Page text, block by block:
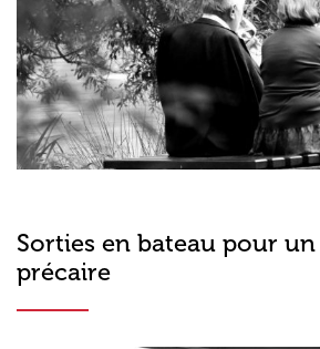
Sorties en bateau pour
précaire